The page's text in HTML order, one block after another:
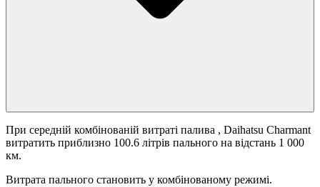
При середній комбінованій витраті палива , Daihatsu Charmant
витратить приблизно 100.6 літрів пального на відстань 1 000
км.
Витрата пального становить у комбінованому режимі.